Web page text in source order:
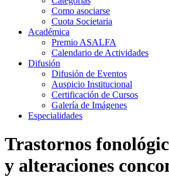
Como asociarse
Cuota Societaria
Académica
Premio ASALFA
Calendario de Actividades
Difusión
Difusión de Eventos
Auspicio Institucional
Certificación de Cursos
Galería de Imágenes
Especialidades
Trastornos
y alteraciones